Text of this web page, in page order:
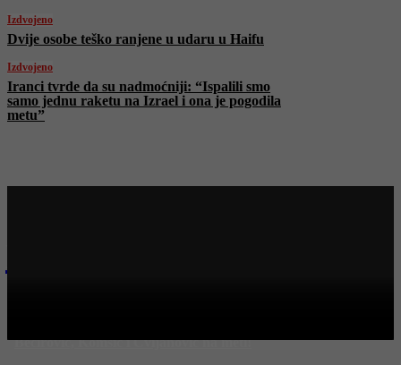
Izdvojeno
Dvije osobe teško ranjene u udaru u Haifu
Izdvojeno
Iranci tvrde da su nadmoćniji: “Ispalili smo
samo jednu raketu na Izrael i ona je pogodila
metu”
Bećirović, Komšić i Cvijanović na meti!